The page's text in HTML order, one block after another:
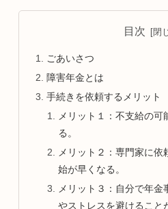
目次
ごあいさつ
障害年金とは
手続きを依頼するメリット
メリット１：不支給の可
る。
メリット２：専門家に依
始が早くなる。
メリット３：自分で年金
やストレスを避けること